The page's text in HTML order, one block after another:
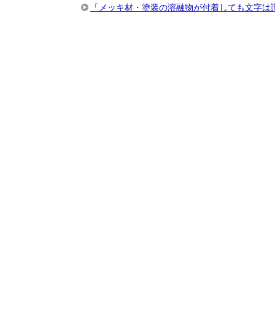
「メッキ材・塗装の溶融物が付着しても文字